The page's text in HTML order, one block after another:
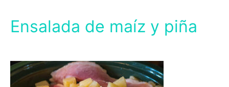
Ensalada de maíz y piña